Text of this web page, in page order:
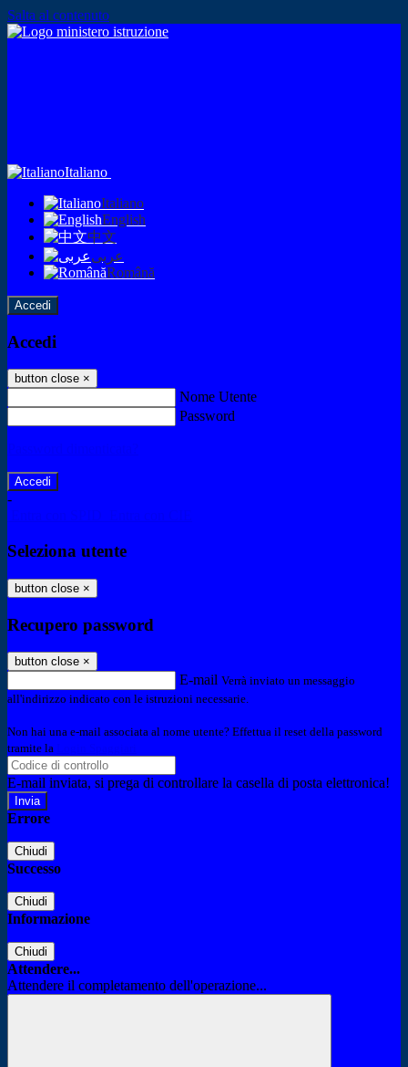
Salta al contenuto
Italiano
Italiano
English
中文
عربى
Română
Accedi
Accedi
button close ×
Nome Utente
Password
-
Seleziona utente
button close ×
Recupero password
button close ×
E-mail Verrà inviato un messaggio
all'indirizzo indicato con le istruzioni necessarie.
Non hai una e-mail associata al nome utente? Effettua il reset della password
tramite la
E-mail inviata, si prega di controllare la casella di posta elettronica!
Errore
Chiudi
Successo
Chiudi
Informazione
Chiudi
Attendere...
Attendere il completamento dell'operazione...